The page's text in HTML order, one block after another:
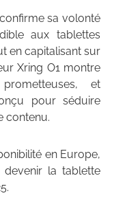
sa volonté
aux tablettes
en capitalisant sur
Xring O1 montre
et
pour séduire
contenu.
en Europe,
la tablette